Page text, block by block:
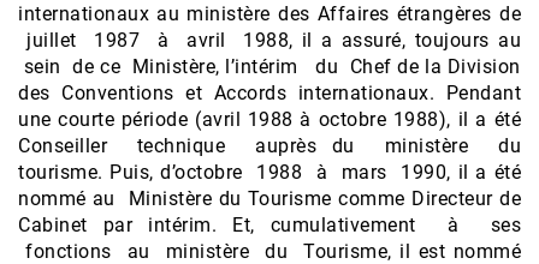
internationaux au ministère des Affaires étrangères de
juillet 1987 à avril 1988, il a assuré, toujours au
sein de ce Ministère, l’intérim du Chef de la Division
des Conventions et Accords internationaux. Pendant
une courte période (avril 1988 à octobre 1988), il a été
Conseiller technique auprès du ministère du
tourisme. Puis, d’octobre 1988 à mars 1990, il a été
nommé au Ministère du Tourisme comme Directeur de
Cabinet par intérim. Et, cumulativement à ses
fonctions au ministère du Tourisme, il est nommé